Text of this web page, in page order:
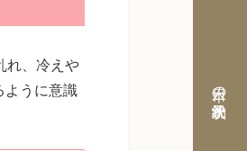
本日の予約状況
れ、冷えや
ように意識